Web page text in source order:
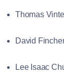
Thomas
David
Lee Isaac